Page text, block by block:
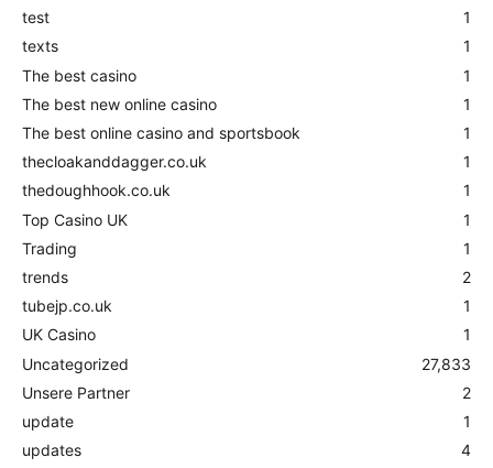
test
1
texts
1
The best casino
1
The best new online casino
1
The best online casino and sportsbook
1
thecloakanddagger.co.uk
1
thedoughhook.co.uk
1
Top Casino UK
1
Trading
1
trends
2
tubejp.co.uk
1
UK Casino
1
Uncategorized
27,833
Unsere Partner
2
update
1
updates
4